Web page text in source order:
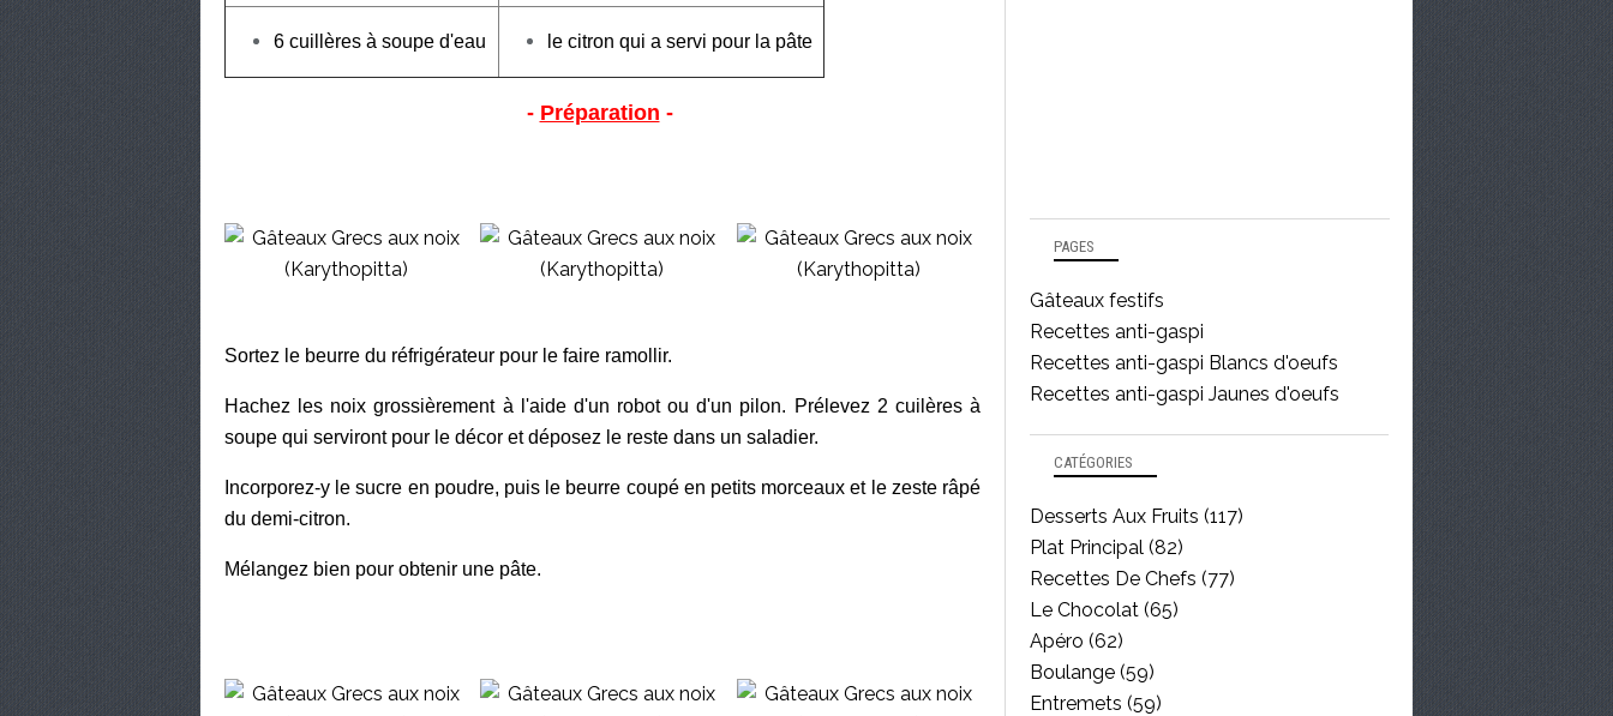
6 cuillères à soupe d'eau le citron qui a servi pour la pâte
- Préparation -
Sortez le beurre du réfrigérateur pour le faire ramollir.
Hachez les noix grossièrement à l'aide d'un robot ou d'un pilon. Prélevez 2 cuilères à
soupe qui serviront pour le décor et déposez le reste dans un saladier.
Incorporez-y le sucre en poudre, puis le beurre coupé en petits morceaux et le zeste râpé
du demi-citron.
Mélangez bien pour obtenir une pâte.
PAGES
Gâteaux festifs
Recettes anti-gaspi
Recettes anti-gaspi Blancs d'oeufs
Recettes anti-gaspi Jaunes d'oeufs
CATÉGORIES
Desserts Aux Fruits (117)
Plat Principal (82)
Recettes De Chefs (77)
Le Chocolat (65)
Apéro (62)
Boulange (59)
Entremets (59)